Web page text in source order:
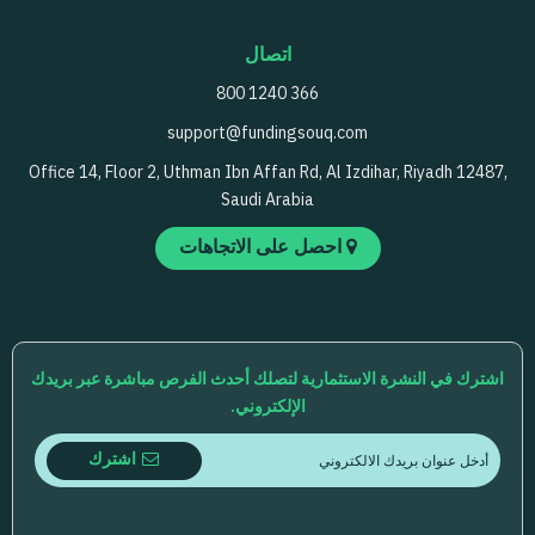
اتصال
800 1240 366
support@fundingsouq.com
Office 14, Floor 2, Uthman Ibn Affan Rd, Al Izdihar, Riyadh 12487,
Saudi Arabia
احصل على الاتجاهات
اشترك في النشرة الاستثمارية لتصلك أحدث الفرص مباشرة عبر بريدك
الإلكتروني.
اشترك